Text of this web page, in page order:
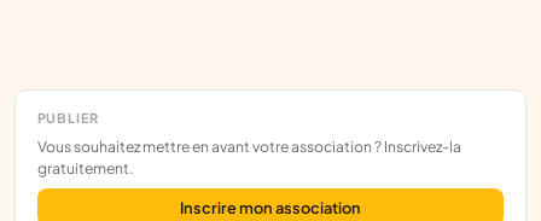
PUBLIER
Vous souhaitez mettre en avant votre association ? Inscrivez-la
gratuitement.
Inscrire mon association